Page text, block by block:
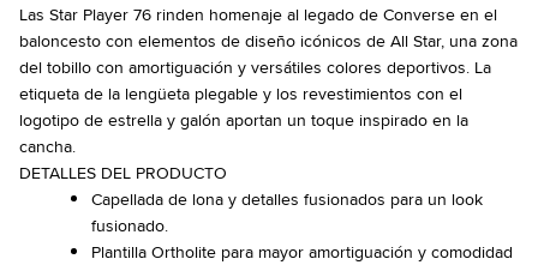
Las Star Player 76 rinden homenaje al legado de Converse en el
baloncesto con elementos de diseño icónicos de All Star, una zona
del tobillo con amortiguación y versátiles colores deportivos. La
etiqueta de la lengüeta plegable y los revestimientos con el
logotipo de estrella y galón aportan un toque inspirado en la
cancha.
DETALLES DEL PRODUCTO
Capellada de lona y detalles fusionados para un look
fusionado.
Plantilla Ortholite para mayor amortiguación y comodidad